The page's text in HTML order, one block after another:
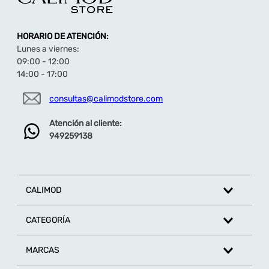
HORARIO DE ATENCIÓN:
Lunes a viernes:
09:00 - 12:00
14:00 - 17:00
consultas@calimodstore.com
Atención al cliente:
949259138
CALIMOD
CATEGORÍA
MARCAS